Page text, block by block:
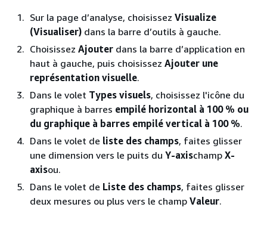
Sur la page d’analyse, choisissez Visualize
(Visualiser) dans la barre d’outils à gauche.
Choisissez Ajouter dans la barre d’application en
haut à gauche, puis choisissez Ajouter une
représentation visuelle.
Dans le volet Types visuels, choisissez l'icône du
graphique à barres empilé horizontal à 100 % ou
du graphique à barres empilé vertical à 100 %.
Dans le volet de liste des champs, faites glisser
une dimension vers le puits du Y-axischamp X-
axisou.
Dans le volet de Liste des champs, faites glisser
deux mesures ou plus vers le champ Valeur.